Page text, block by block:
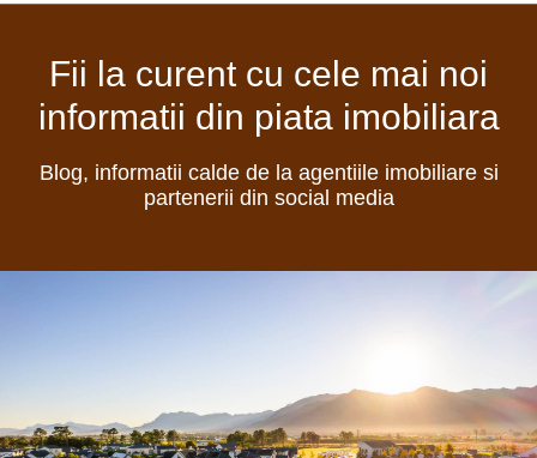
Fii la curent cu cele mai noi
informatii din piata imobiliara
Blog, informatii calde de la agentiile imobiliare si
partenerii din social media